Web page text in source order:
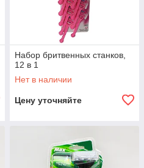
Набор бритвенных станков,
12 в 1
Нет в наличии
Цену уточняйте